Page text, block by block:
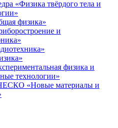
«Физика твёрдого тела и
физика»
и
физика и
технологии»
«Новые материалы и